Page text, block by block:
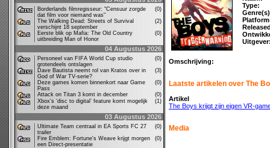
Borderlands filmregisseur: "Censuur zorgde
dat film voor niemand was"
(0)
The Walking Dead: Streets of Survival
verschijnt 18 september
(2)
Eerste blik op Mafia: The Old Country
uitbreiding Man of Honor
(0)
04 Augustus 2026
Personeel van FIFA World Cup studio
grotendeels ontslagen
(0)
Dave Bautista neemt rol van Kratos over in
God of War TV-serie?
(3)
Deze games komen binnenkort naar Game
Pass
(0)
Attack on Titan 3 komt in december
(0)
Xbox’s ‘disc to digital’ feature komt mogelijk
deze maand
(1)
03 Augustus 2026
Ultimate Team centraal in EA Sports FC 27
trailer
(0)
Fire Emblem: Fortune's Weave krijgt morgen
een Direct-presentatie
(0)
Type:
Omschrijving:
Laatste artikelen over The
Artikel
The Boys krijgt zijn eigen VR-
Media